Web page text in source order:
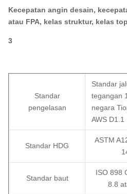
Kecepatan angin desain,
atau FPA, kelas struktur, kelas
3
Standar
pengelasan
Standar
tegangan
negara
AWS D1.1
Standar HDG
ASTM
Standar baut
ISO 898
8.8